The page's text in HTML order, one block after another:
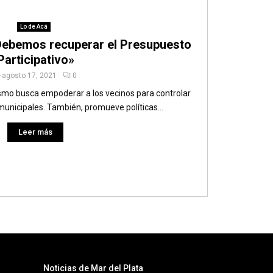
Lo de Acá
recuperar el Presupuesto
agosto 17, 2021 0
busca empoderar a los vecinos para controlar
También, promueve políticas...
Leer más
Noticias de Mar del Plata